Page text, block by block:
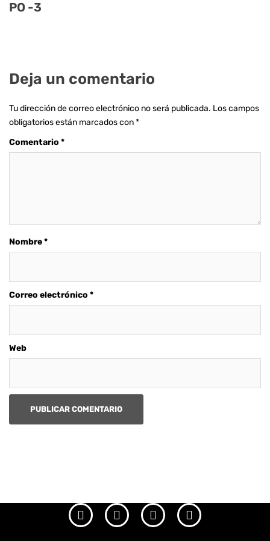
PO -3
Deja un comentario
Tu dirección de correo electrónico no será publicada. Los campos
obligatorios están marcados con*
Comentario *
Nombre*
Correo electrónico *
Web